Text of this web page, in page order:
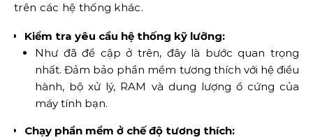
trên các hệ thống khác.
Kiểm tra yêu cầu hệ thống kỹ lưỡng:
Như đã đề cập ở trên, đây là bước quan trọng
nhất. Đảm bảo phần mềm tương thích với hệ điều
hành, bộ xử lý, RAM và dung lượng ổ cứng của
máy tính bạn.
Chạy phần mềm ở chế độ tương thích: